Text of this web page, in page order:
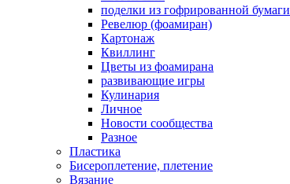
поделки из гофрированной бумаги
Ревелюр (фоамиран)
Картонаж
Квиллинг
Цветы из фоамирана
развивающие игры
Кулинария
Личное
Новости сообщества
Разное
Пластика
Бисероплетение, плетение
Вязание